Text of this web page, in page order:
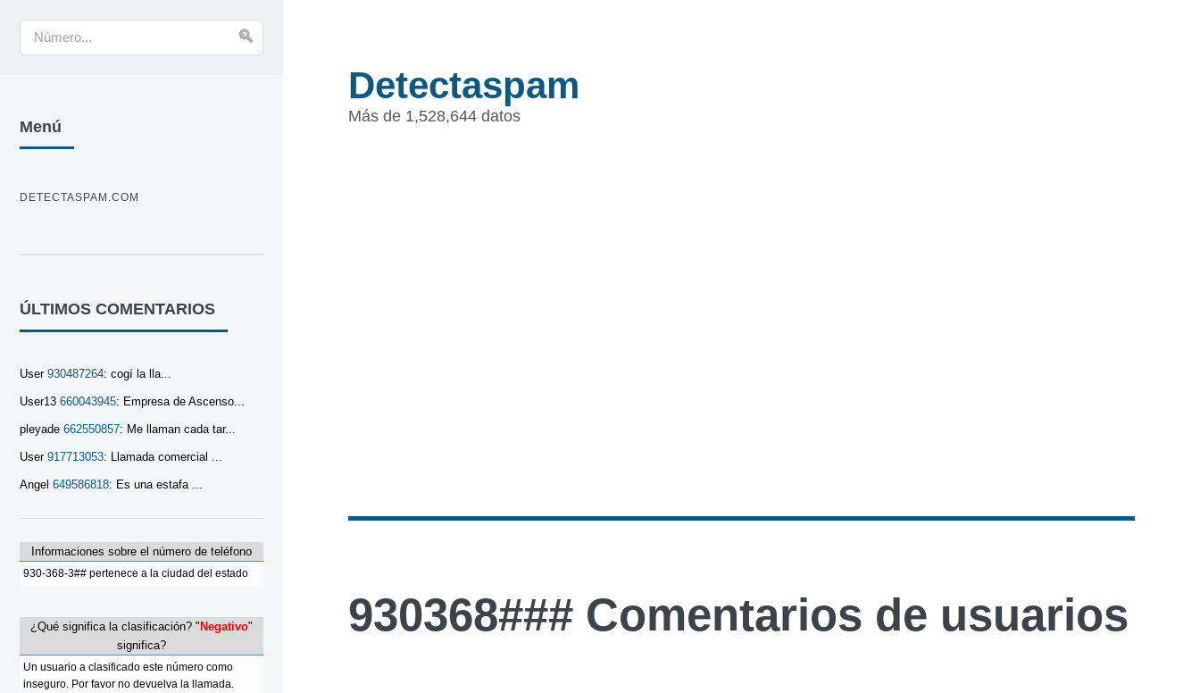
Detectaspam
Más de 1,528,644 datos
930368### Comentarios de usuarios
Menú
DETECTASPAM.COM
ÚLTIMOS COMENTARIOS
User 930487264: cogí la lla...
User13 660043945: Empresa de Ascenso...
pleyade 662550857: Me llaman cada tar...
User 917713053: Llamada comercial ...
Angel 649586818: Es una estafa ...
Informaciones sobre el número de teléfono
930-368-3## pertenece a la ciudad del estado
¿Qué significa la clasificación? "Negativo"
significa?
Un usuario a clasificado este número como
inseguro. Por favor no devuelva la llamada.